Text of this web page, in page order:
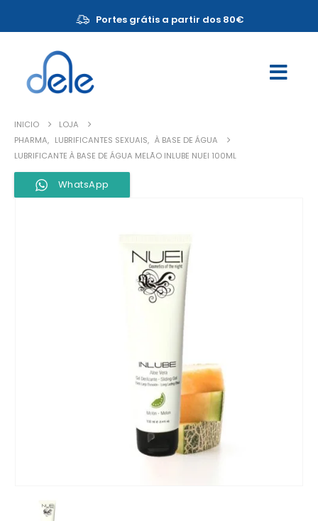
Portes grátis a partir dos 80€
INICIO
LOJA
PHARMA, LUBRIFICANTES SEXUAIS, À BASE DE ÁGUA
LUBRIFICANTE À BASE DE ÁGUA MELÃO INLUBE NUEI 100ML
WhatsApp